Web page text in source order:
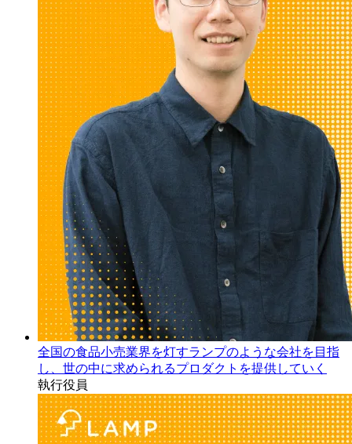
全国の食品小売業界を灯すランプのような会社を目指
し、世の中に求められるプロダクトを提供していく
執行役員